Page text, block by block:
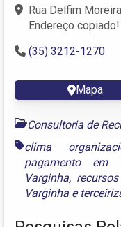
Rua Delfim
Endereço copiado!
(35) 3212-1270
Mapa
Consultoria de
clima
pagamento em
Varginha,
Varginha e